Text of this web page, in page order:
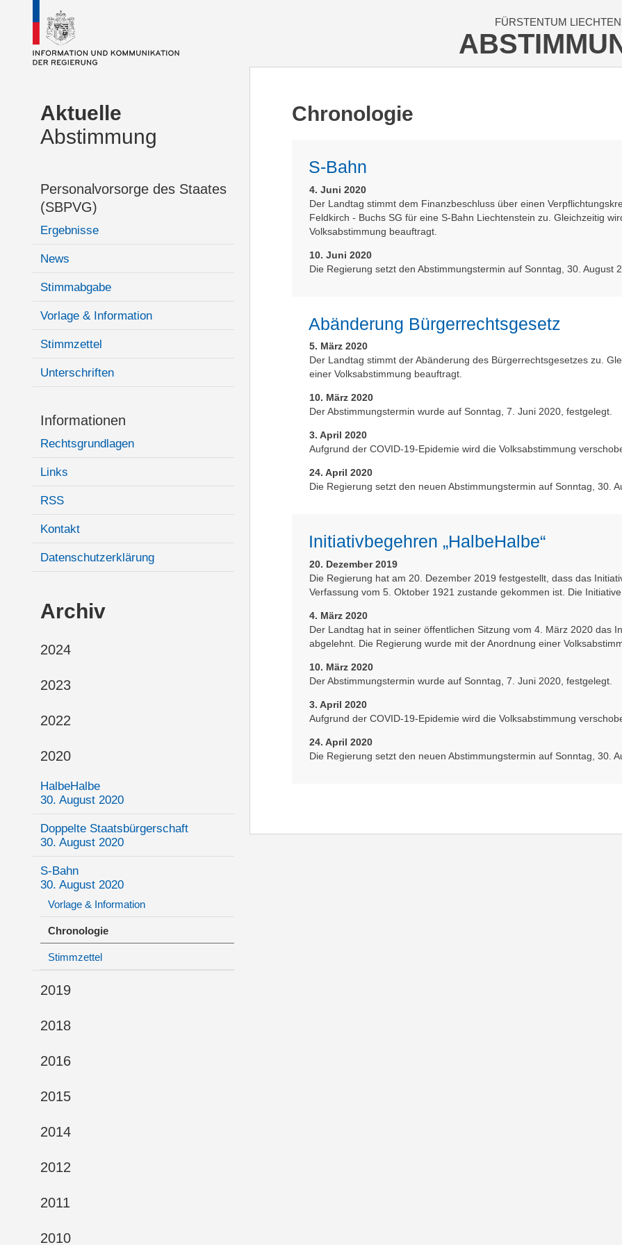
FÜRSTENTUM
Aktuelle
Abstimmung
Personalvorsorge des Staates
(SBPVG)
Ergebnisse
News
Stimmabgabe
Vorlage & Information
Stimmzettel
Unterschriften
Informationen
Rechtsgrundlagen
Links
RSS
Kontakt
Datenschutzerklärung
Archiv
2024
2023
2022
2020
HalbeHalbe
30. August 2020
Doppelte Staatsbürgerschaft
30. August 2020
S-Bahn
30. August 2020
Vorlage & Information
Chronologie
Stimmzettel
2019
2018
2016
2015
2014
2012
2011
2010
Chronologie
S-Bahn
4. Juni 2020
Der Landtag stimmt dem Finanzbeschluss über einen
Feldkirch - Buchs SG für eine S-Bahn Liechtenstein zu. Gleichzeitig
Volksabstimmung beauftragt.
10. Juni 2020
Die Regierung setzt den Abstimmungstermin auf Sonntag, 30. August
Abänderung Bürgerrechtsgesetz
5. März 2020
Der Landtag stimmt der Abänderung des Bürgerrechtsgesetzes zu.
einer Volksabstimmung beauftragt.
10. März 2020
Der Abstimmungstermin wurde auf Sonntag, 7. Juni 2020, festgelegt.
3. April 2020
Aufgrund der COVID-19-Epidemie wird die Volksabstimmung
24. April 2020
Die Regierung setzt den neuen Abstimmungstermin auf Sonntag, 30.
Initiativbegehren „HalbeHalbe“
20. Dezember 2019
Die Regierung hat am 20. Dezember 2019 festgestellt, dass das
Verfassung vom 5. Oktober 1921 zustande gekommen ist. Die
4. März 2020
Der Landtag hat in seiner öffentlichen Sitzung vom 4. März 2020 das
abgelehnt. Die Regierung wurde mit der Anordnung einer
10. März 2020
Der Abstimmungstermin wurde auf Sonntag, 7. Juni 2020, festgelegt.
3. April 2020
Aufgrund der COVID-19-Epidemie wird die Volksabstimmung
24. April 2020
Die Regierung setzt den neuen Abstimmungstermin auf Sonntag, 30.